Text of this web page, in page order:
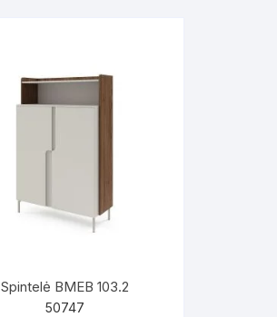
Spintelė BMEB 103.2
50747